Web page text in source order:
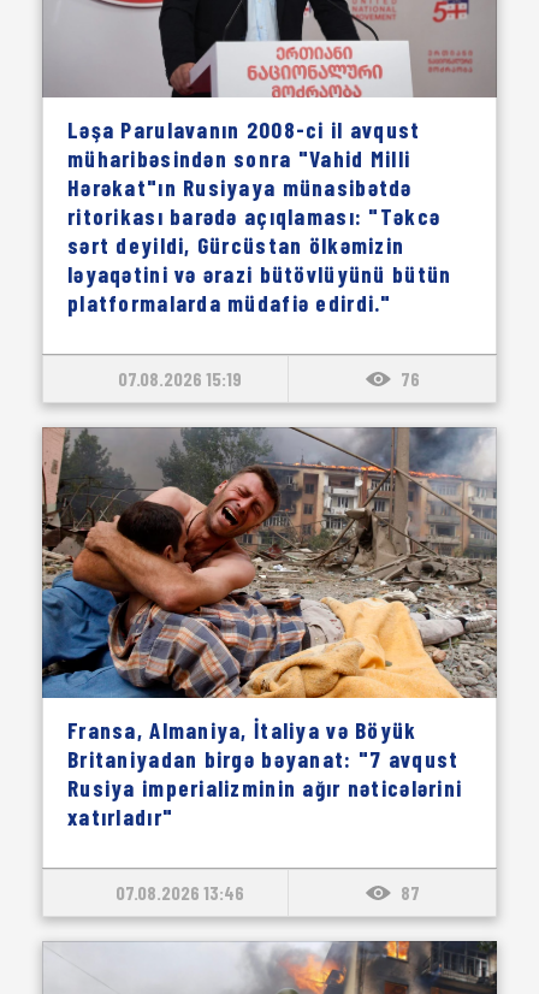
Ləşa Parulavanın 2008-ci il avqust
müharibəsindən sonra "Vahid Milli
Hərəkat"ın Rusiyaya münasibətdə
ritorikası barədə açıqlaması: "Təkcə
sərt deyildi, Gürcüstan ölkəmizin
ləyaqətini və ərazi bütövlüyünü bütün
platformalarda müdafiə edirdi."
07.08.2026 15:19 76
Fransa, Almaniya, İtaliya və Böyük
Britaniyadan birgə bəyanat: "7 avqust
Rusiya imperializminin ağır nəticələrini
xatırladır"
07.08.2026 13:46 87